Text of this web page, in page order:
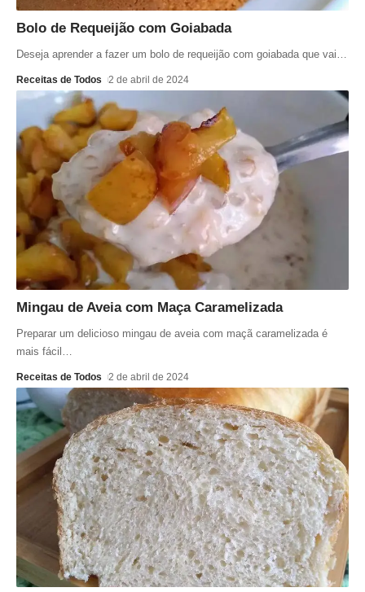
Bolo de Requeijão com Goiabada
Deseja aprender a fazer um bolo de requeijão com goiabada que vai
Receitas de Todos 2 de abril de 2024
Mingau de Aveia com Maça Caramelizada
Preparar um delicioso mingau de aveia com maçã caramelizada é
mais fácil
Receitas de Todos 2 de abril de 2024